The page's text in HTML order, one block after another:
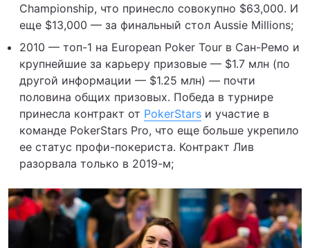
Championship, что принесло совокупно $63,000. И
еще $13,000 — за финальный стол Aussie Millions;
2010 — топ-1 на European Poker Tour в Сан-Ремо и
крупнейшие за карьеру призовые — $1.7 млн (по
другой информации — $1.25 млн) — почти
половина общих призовых. Победа в турнире
принесла контракт от PokerStars и участие в
команде PokerStars Pro, что еще больше укрепило
ее статус профи-покериста. Контракт Лив
разорвала только в 2019-м;